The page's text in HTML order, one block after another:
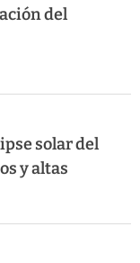
del
solar del
y altas